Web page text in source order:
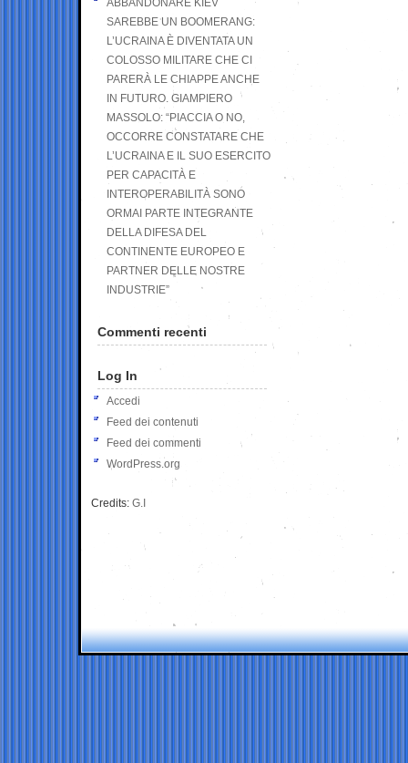
ABBANDONARE KIEV
SAREBBE UN BOOMERANG:
L’UCRAINA È DIVENTATA UN
COLOSSO MILITARE CHE CI
PARERÀ LE CHIAPPE ANCHE
IN FUTURO. GIAMPIERO
MASSOLO: “PIACCIA O NO,
OCCORRE CONSTATARE CHE
L’UCRAINA E IL SUO ESERCITO
PER CAPACITÀ E
INTEROPERABILITÀ SONO
ORMAI PARTE INTEGRANTE
DELLA DIFESA DEL
CONTINENTE EUROPEO E
PARTNER DELLE NOSTRE
INDUSTRIE”
Commenti recenti
Log In
Accedi
Feed dei contenuti
Feed dei commenti
WordPress.org
Credits: G.I